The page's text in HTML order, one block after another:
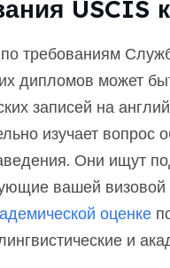
USCIS
требованиям
дипломов может
записей на
изучает вопрос
Они ищут
вашей
оценке
и